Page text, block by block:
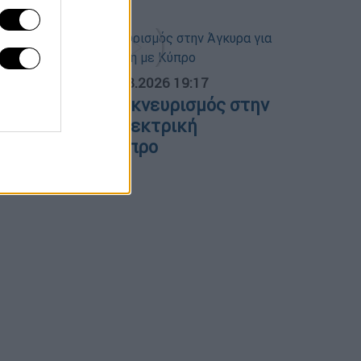
07.08.2026 19:17
- Γαλλία: Εκνευρισμός στην
για την ηλεκτρική
με Κύπρο